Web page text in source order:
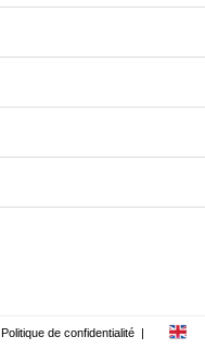
Politique de confidentialité |